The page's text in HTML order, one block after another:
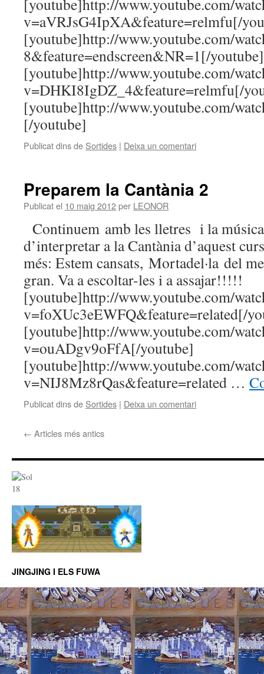
[youtube]http://www.youtube.com/
v=aVRJsG4IpXA&feature=relmfu[/
[youtube]http://www.youtube.com/
8&feature=endscreen&NR=1[/youtube]
[youtube]http://www.youtube.com/
v=DHKI8IgDZ_4&feature=relmfu[/
[youtube]http://www.youtube.com/
[/youtube]
Publicat dins de Sortides | Deixa un comentari
Preparem la Cantània 2
Publicat el 10 maig 2012per LEONOR
Continuem amb les lletres i la música
d’interpretar a la Cantània d’aquest
més: Estem cansats, Mortadel·la del
gran. Va a escoltar-les i a assajar!!!!!
[youtube]http://www.youtube.com/
v=foXUc3eEWFQ&feature=related[/
[youtube]http://www.youtube.com/
v=ouADgv9oFfA[/youtube]
[youtube]http://www.youtube.com/
v=NIJ8Mz8rQas&feature=related …
Publicat dins de Sortides | Deixa un comentari
← Articles més antics
JINGJING I ELS FUWA